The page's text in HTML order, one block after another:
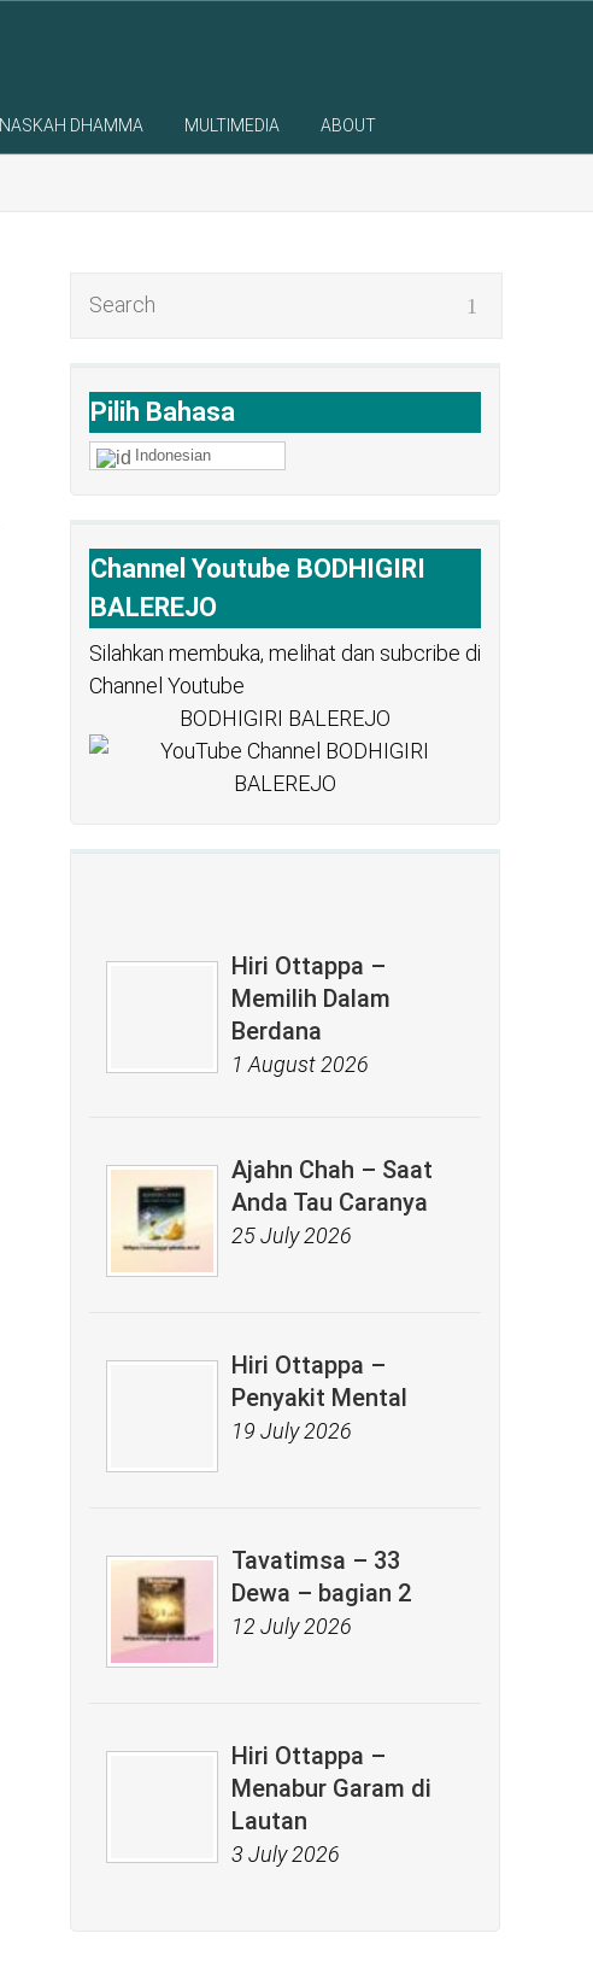
NASKAH DHAMMA MULTIMEDIA ABOUT
Pilih Bahasa
Indonesian
Channel Youtube BODHIGIRI
BALEREJO
Silahkan membuka, melihat dan subcribe di
Channel Youtube
BODHIGIRI BALEREJO
Hiri Ottappa –
Memilih Dalam
Berdana
1 August 2026
Ajahn Chah – Saat
Anda Tau Caranya
25 July 2026
Hiri Ottappa –
Penyakit Mental
19 July 2026
Tavatimsa – 33
Dewa – bagian 2
12 July 2026
Hiri Ottappa –
Menabur Garam di
Lautan
3 July 2026